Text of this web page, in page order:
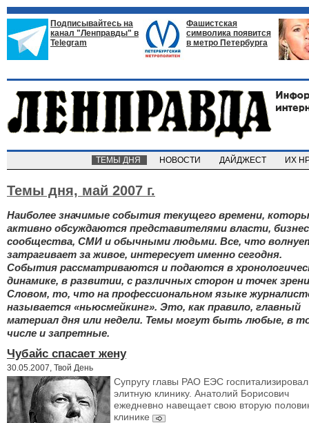
Подписывайтесь на
канал "Ленправды" в
Telegram
Фашистская
символика появится
в метро Петербурга
ТЕМЫ ДНЯ НОВОСТИ ДАЙДЖЕСТ ИХ
Темы дня, май 2007 г.
Наиболее значимые события текущего времени,
активно обсуждаются представителями власти,
сообщества, СМИ и обычными людьми. Все, что
затрагивает за живое, интересует именно сегодня.
События рассматриваются и подаются в
динамике, в развитии, с различных сторон и точек
Словом, то, что на профессиональном языке
называется «ньюсмейкинг». Это, как правило, главный
материал дня или недели. Темы могут быть любые, в
числе и запретные.
Чубайс спасает жену
30.05.2007, Твой День
Супругу главы РАО ЕЭС
элитную клинику. Анатолий Борисович
ежедневно навещает свою вторую
клинике